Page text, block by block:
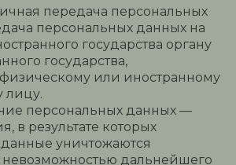
передача персональных
персональных данных на
государства органу
государства,
или иностранному
лицу.
персональных данных —
в результате которых
уничтожаются
невозможностью дальнейшего